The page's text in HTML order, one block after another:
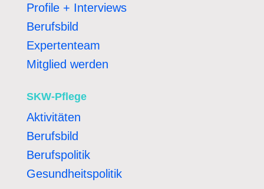
Profile + Interviews
Berufsbild
Expertenteam
Mitglied werden
SKW-Pflege
Aktivitäten
Berufsbild
Berufspolitik
Gesundheitspolitik